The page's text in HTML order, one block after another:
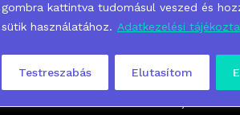
gombra kattintva tudomásul veszed és
sütik használatához. Adatkezelési
Testreszabás Elutasítom